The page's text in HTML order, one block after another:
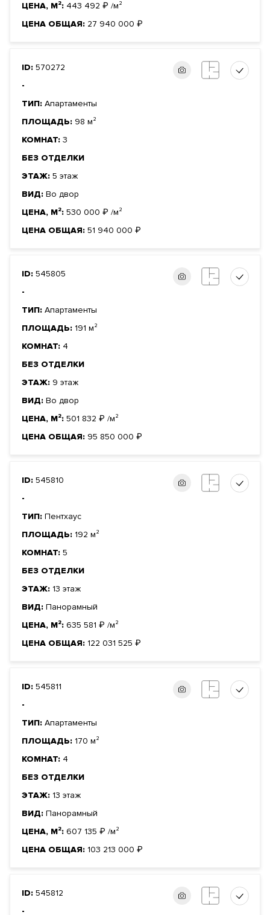
ЦЕНА, М²: 443 492 ₽ /м²
ЦЕНА ОБЩАЯ: 27 940 000 ₽
ID: 570272
-
ТИП: Апартаменты
ПЛОЩАДЬ: 98 м²
КОМНАТ: 3
БЕЗ ОТДЕЛКИ
ЭТАЖ: 5 этаж
ВИД: Во двор
ЦЕНА, М²: 530 000 ₽ /м²
ЦЕНА ОБЩАЯ: 51 940 000 ₽
ID: 545805
-
ТИП: Апартаменты
ПЛОЩАДЬ: 191 м²
КОМНАТ: 4
БЕЗ ОТДЕЛКИ
ЭТАЖ: 9 этаж
ВИД: Во двор
ЦЕНА, М²: 501 832 ₽ /м²
ЦЕНА ОБЩАЯ: 95 850 000 ₽
ID: 545810
-
ТИП: Пентхаус
ПЛОЩАДЬ: 192 м²
КОМНАТ: 5
БЕЗ ОТДЕЛКИ
ЭТАЖ: 13 этаж
ВИД: Панорамный
ЦЕНА, М²: 635 581 ₽ /м²
ЦЕНА ОБЩАЯ: 122 031 525 ₽
ID: 545811
-
ТИП: Апартаменты
ПЛОЩАДЬ: 170 м²
КОМНАТ: 4
БЕЗ ОТДЕЛКИ
ЭТАЖ: 13 этаж
ВИД: Панорамный
ЦЕНА, М²: 607 135 ₽ /м²
ЦЕНА ОБЩАЯ: 103 213 000 ₽
ID: 545812
-